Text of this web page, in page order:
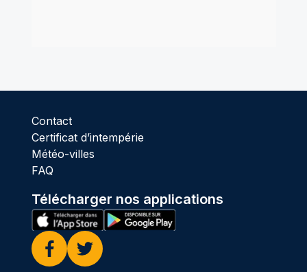
Contact
Certificat d’intempérie
Météo-villes
FAQ
Télécharger nos applications
Facebook
Twitter